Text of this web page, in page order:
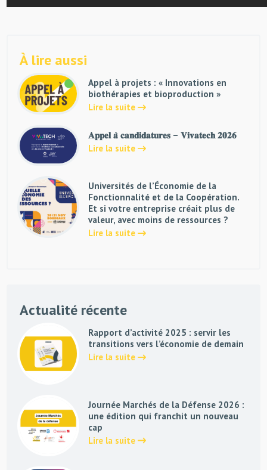
À lire aussi
Appel à projets : « Innovations en
biothérapies et bioproduction »
Lire la suite
𝐀𝐩𝐩𝐞𝐥 𝐚̀ 𝐜𝐚𝐧𝐝𝐢𝐝𝐚𝐭𝐮𝐫𝐞𝐬 – 𝐕𝐢𝐯𝐚𝐭𝐞𝐜𝐡 𝟐𝟎𝟐𝟔
Lire la suite
Universités de l’Économie de la
Fonctionnalité et de la Coopération.
Et si votre entreprise créait plus de
valeur, avec moins de ressources ?
Lire la suite
Actualité récente
Rapport d’activité 2025 : servir les
transitions vers l’économie de demain
Lire la suite
Journée Marchés de la Défense 2026 :
une édition qui franchit un nouveau
cap
Lire la suite